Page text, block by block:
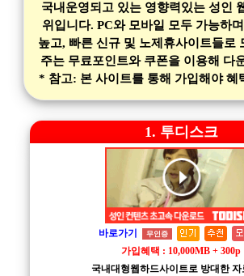
국내운영되고 있는 영향력있는 성인
위입니다. PC와 모바일 모두 가능하
높고, 빠른 신규 및 노제휴사이트들로
주는 무료포인트와 쿠폰을 이용해 다
* 참고: 본 사이트를 통해 가입해야 혜
1. 투디스크
바로가기 무인증
가입혜택 : 10,000MB + 300p
국내대형웹하드사이트로 방대한 자